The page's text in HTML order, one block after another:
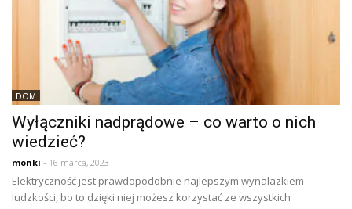
DOM
Wyłączniki nadprądowe – co warto o nich
wiedzieć?
monki - 16 marca, 2023
Elektryczność jest prawdopodobnie najlepszym wynalazkiem
ludzkości, bo to dzięki niej możesz korzystać ze wszystkich